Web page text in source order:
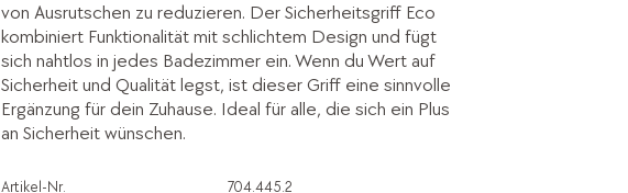
von Ausrutschen zu reduzieren. Der Sicherheitsgriff Eco
kombiniert Funktionalität mit schlichtem Design und fügt
sich nahtlos in jedes Badezimmer ein. Wenn du Wert auf
Sicherheit und Qualität legst, ist dieser Griff eine sinnvolle
Ergänzung für dein Zuhause. Ideal für alle, die sich ein Plus
an Sicherheit wünschen.
Artikel-Nr.
704.445.2